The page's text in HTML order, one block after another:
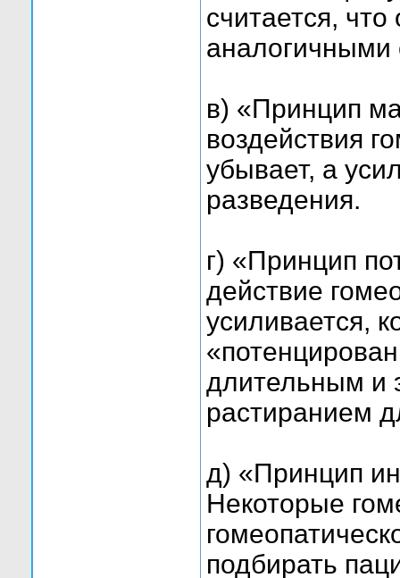
считается,
в) «Принцип
воздействия
убывает, а
разведения.
г) «Принцип
действие
усиливается,
длительным и
растиранием
д) «Принцип
Некоторые
подбирать